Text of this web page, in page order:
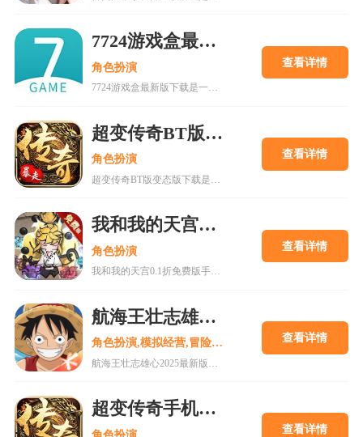
7724游戏盒最新版下载
角色扮演
7724游戏盒最新版下载是一款h5游戏盒子,使用该软件用户可以随意体验各种网页游戏,海量在线游戏资源,无需下载,无需pc即可游玩,更有上千款热门破解游戏可以在线畅玩.感兴趣的朋友可以来下载。
查看详情
超变传奇BT版变态版下载
角色扮演 查看详情
我和我的天宫0.1折免费版手游
角色扮演
我和我的天宫0.1折免费版手游是一款古风仙侠玩家扮演类手游。游戏内所有充值皆为0.1折，更有7日登录豪礼，累计登录豪礼，开服庆典等免费白嫖活动。
查看详情
航海王壮志雄心2025最新版
角色扮演,模拟经营,冒险解谜 查看详情
超变传奇手机版变态版v1.80下载
角色扮演 查看详情